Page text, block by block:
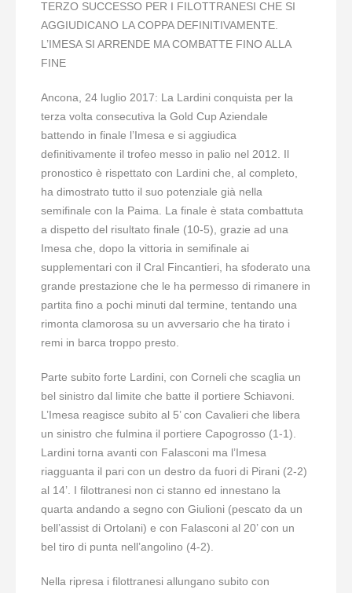
TERZO SUCCESSO PER I FILOTTRANESI CHE SI
AGGIUDICANO LA COPPA DEFINITIVAMENTE.
L’IMESA SI ARRENDE MA COMBATTE FINO ALLA
FINE
Ancona, 24 luglio 2017: La Lardini conquista per la
terza volta consecutiva la Gold Cup Aziendale
battendo in finale l’Imesa e si aggiudica
definitivamente il trofeo messo in palio nel 2012. Il
pronostico è rispettato con Lardini che, al completo,
ha dimostrato tutto il suo potenziale già nella
semifinale con la Paima. La finale è stata combattuta
a dispetto del risultato finale (10-5), grazie ad una
Imesa che, dopo la vittoria in semifinale ai
supplementari con il Cral Fincantieri, ha sfoderato una
grande prestazione che le ha permesso di rimanere in
partita fino a pochi minuti dal termine, tentando una
rimonta clamorosa su un avversario che ha tirato i
remi in barca troppo presto.
Parte subito forte Lardini, con Corneli che scaglia un
bel sinistro dal limite che batte il portiere Schiavoni.
L’Imesa reagisce subito al 5’ con Cavalieri che libera
un sinistro che fulmina il portiere Capogrosso (1-1).
Lardini torna avanti con Falasconi ma l’Imesa
riagguanta il pari con un destro da fuori di Pirani (2-2)
al 14’. I filottranesi non ci stanno ed innestano la
quarta andando a segno con Giulioni (pescato da un
bell’assist di Ortolani) e con Falasconi al 20’ con un
bel tiro di punta nell’angolino (4-2).
Nella ripresa i filottranesi allungano subito con